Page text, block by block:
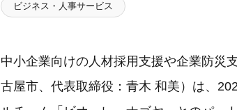
ビジネス・人事サービス
中小企業向けの人材採用支援や企業防災
古屋市、代表取締役：青木 和美）は、